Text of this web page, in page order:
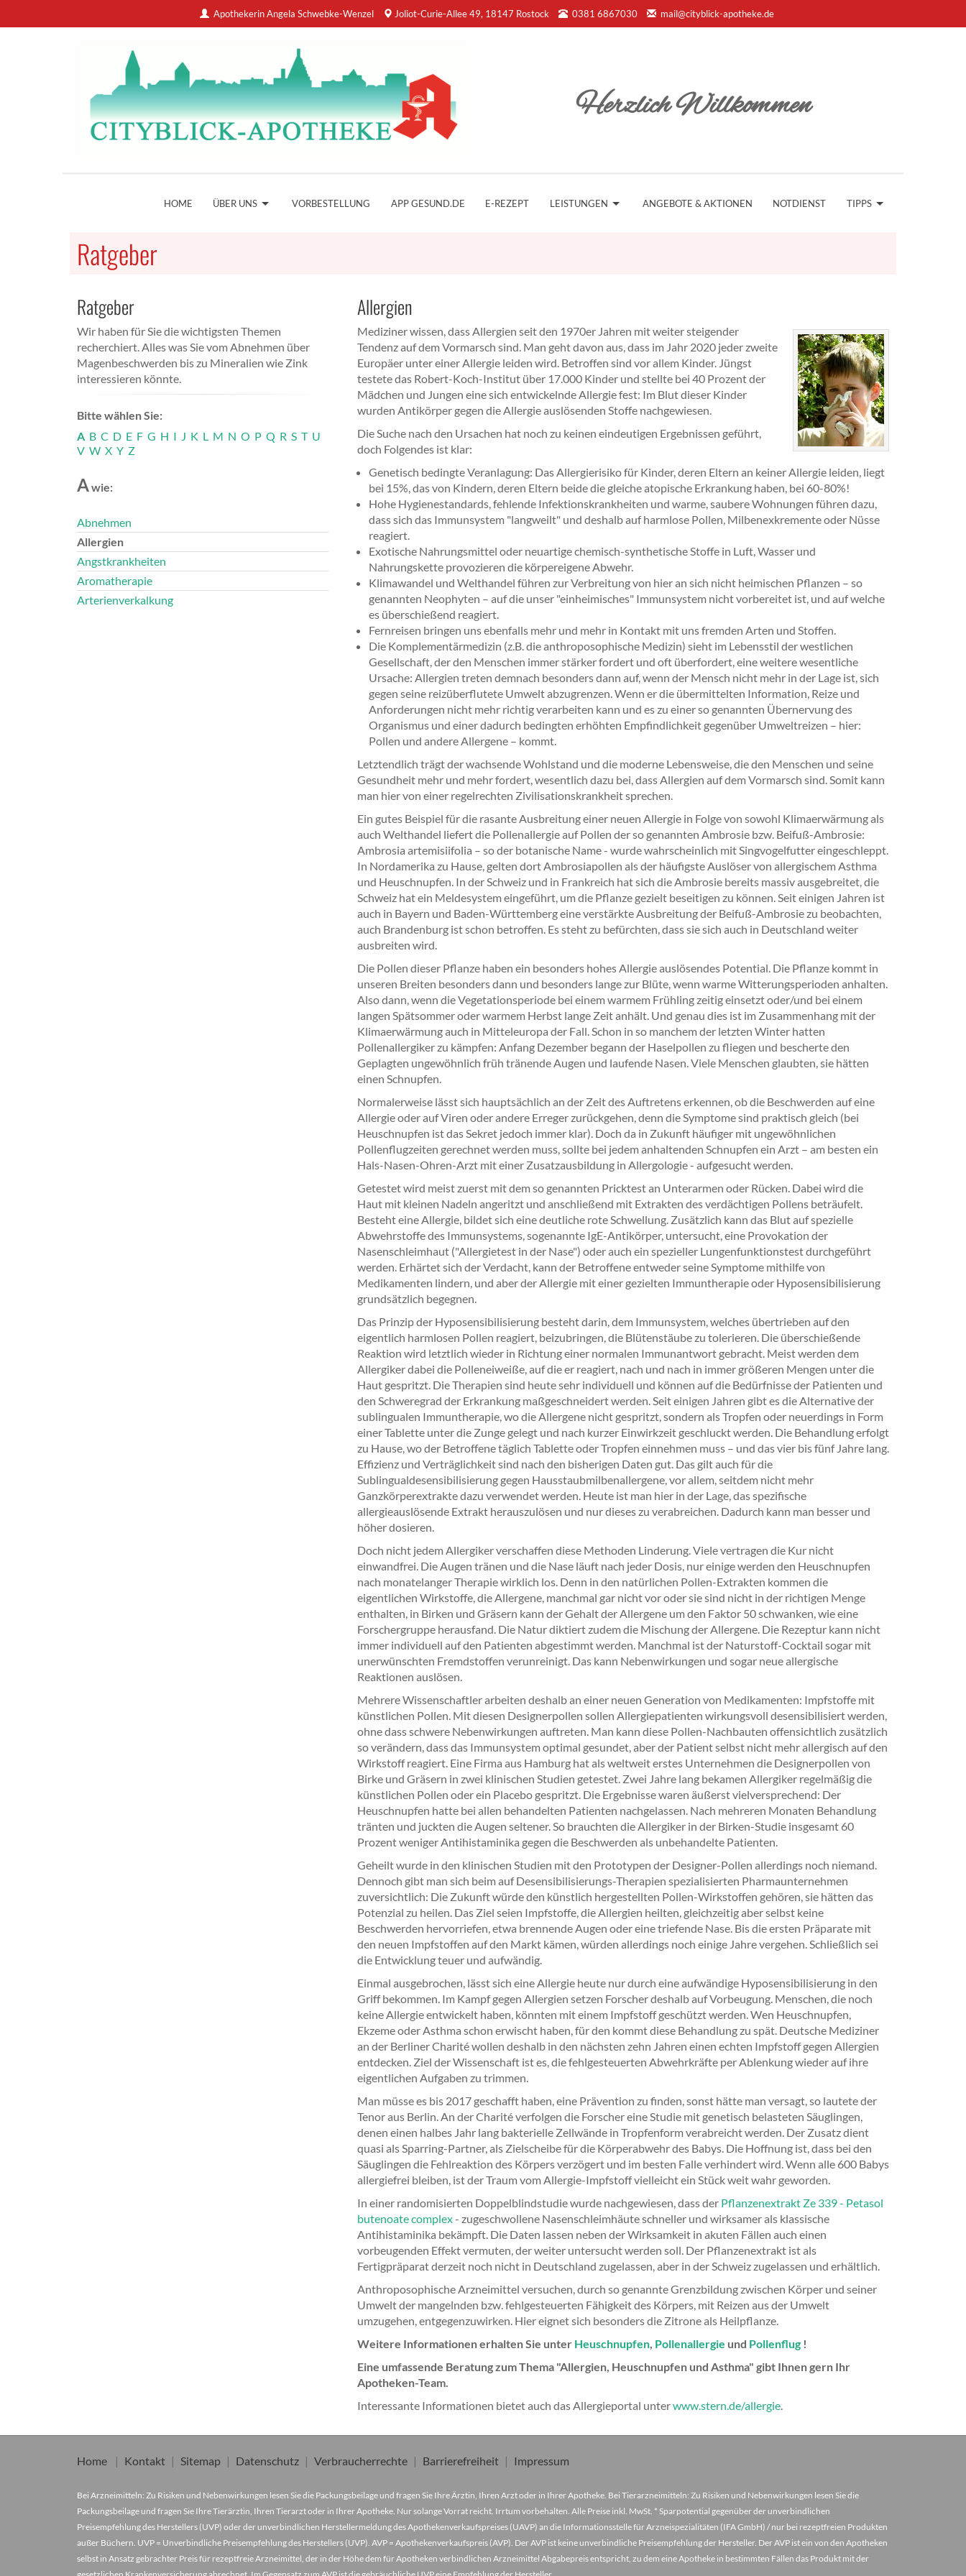
Apothekerin Angela Schwebke-Wenzel Joliot-Curie-Allee 49, 18147 Rostock 0381 6867030 mail@cityblick-apotheke.de
Herzlich Willkommen
HOME ÜBER UNS VORBESTELLUNG APP GESUND.DE E-REZEPT LEISTUNGEN ANGEBOTE & AKTIONEN NOTDIENST TIPPS
Ratgeber
Ratgeber
Wir haben für Sie die wichtigsten Themen
recherchiert. Alles was Sie vom Abnehmen über
Magenbeschwerden bis zu Mineralien wie Zink
interessieren könnte.
Bitte wählen Sie:
A B C D E F G H I J K L M N O P Q R S T U
V W X Y Z
Awie:
Abnehmen
Allergien
Angstkrankheiten
Aromatherapie
Arterienverkalkung
Allergien
Mediziner wissen, dass Allergien seit den 1970er Jahren mit weiter steigender
Tendenz auf dem Vormarsch sind. Man geht davon aus, dass im Jahr 2020 jeder zweite
Europäer unter einer Allergie leiden wird. Betroffen sind vor allem Kinder. Jüngst
testete das Robert-Koch-Institut über 17.000 Kinder und stellte bei 40 Prozent der
Mädchen und Jungen eine sich entwickelnde Allergie fest: Im Blut dieser Kinder
wurden Antikörper gegen die Allergie auslösenden Stoffe nachgewiesen.
Die Suche nach den Ursachen hat noch zu keinen eindeutigen Ergebnissen geführt,
doch Folgendes ist klar:
Genetisch bedingte Veranlagung: Das Allergierisiko für Kinder, deren Eltern an keiner Allergie leiden, liegt
bei 15%, das von Kindern, deren Eltern beide die gleiche atopische Erkrankung haben, bei 60-80%!
Hohe Hygienestandards, fehlende Infektionskrankheiten und warme, saubere Wohnungen führen dazu,
dass sich das Immunsystem "langweilt" und deshalb auf harmlose Pollen, Milbenexkremente oder Nüsse
reagiert.
Exotische Nahrungsmittel oder neuartige chemisch-synthetische Stoffe in Luft, Wasser und
Nahrungskette provozieren die körpereigene Abwehr.
Klimawandel und Welthandel führen zur Verbreitung von hier an sich nicht heimischen Pflanzen – so
genannten Neophyten – auf die unser "einheimisches" Immunsystem nicht vorbereitet ist, und auf welche
es überschießend reagiert.
Fernreisen bringen uns ebenfalls mehr und mehr in Kontakt mit uns fremden Arten und Stoffen.
Die Komplementärmedizin (z.B. die anthroposophische Medizin) sieht im Lebensstil der westlichen
Gesellschaft, der den Menschen immer stärker fordert und oft überfordert, eine weitere wesentliche
Ursache: Allergien treten demnach besonders dann auf, wenn der Mensch nicht mehr in der Lage ist, sich
gegen seine reizüberflutete Umwelt abzugrenzen. Wenn er die übermittelten Information, Reize und
Anforderungen nicht mehr richtig verarbeiten kann und es zu einer so genannten Übernervung des
Organismus und einer dadurch bedingten erhöhten Empfindlichkeit gegenüber Umweltreizen – hier:
Pollen und andere Allergene – kommt.
Letztendlich trägt der wachsende Wohlstand und die moderne Lebensweise, die den Menschen und seine
Gesundheit mehr und mehr fordert, wesentlich dazu bei, dass Allergien auf dem Vormarsch sind. Somit kann
man hier von einer regelrechten Zivilisationskrankheit sprechen.
Ein gutes Beispiel für die rasante Ausbreitung einer neuen Allergie in Folge von sowohl Klimaerwärmung als
auch Welthandel liefert die Pollenallergie auf Pollen der so genannten Ambrosie bzw. Beifuß-Ambrosie:
Ambrosia artemisiifolia – so der botanische Name - wurde wahrscheinlich mit Singvogelfutter eingeschleppt.
In Nordamerika zu Hause, gelten dort Ambrosiapollen als der häufigste Auslöser von allergischem Asthma
und Heuschnupfen. In der Schweiz und in Frankreich hat sich die Ambrosie bereits massiv ausgebreitet, die
Schweiz hat ein Meldesystem eingeführt, um die Pflanze gezielt beseitigen zu können. Seit einigen Jahren ist
auch in Bayern und Baden-Württemberg eine verstärkte Ausbreitung der Beifuß-Ambrosie zu beobachten,
auch Brandenburg ist schon betroffen. Es steht zu befürchten, dass sie sich auch in Deutschland weiter
ausbreiten wird.
Die Pollen dieser Pflanze haben ein besonders hohes Allergie auslösendes Potential. Die Pflanze kommt in
unseren Breiten besonders dann und besonders lange zur Blüte, wenn warme Witterungsperioden anhalten.
Also dann, wenn die Vegetationsperiode bei einem warmem Frühling zeitig einsetzt oder/und bei einem
langen Spätsommer oder warmem Herbst lange Zeit anhält. Und genau dies ist im Zusammenhang mit der
Klimaerwärmung auch in Mitteleuropa der Fall. Schon in so manchem der letzten Winter hatten
Pollenallergiker zu kämpfen: Anfang Dezember begann der Haselpollen zu fliegen und bescherte den
Geplagten ungewöhnlich früh tränende Augen und laufende Nasen. Viele Menschen glaubten, sie hätten
einen Schnupfen.
Normalerweise lässt sich hauptsächlich an der Zeit des Auftretens erkennen, ob die Beschwerden auf eine
Allergie oder auf Viren oder andere Erreger zurückgehen, denn die Symptome sind praktisch gleich (bei
Heuschnupfen ist das Sekret jedoch immer klar). Doch da in Zukunft häufiger mit ungewöhnlichen
Pollenflugzeiten gerechnet werden muss, sollte bei jedem anhaltenden Schnupfen ein Arzt – am besten ein
Hals-Nasen-Ohren-Arzt mit einer Zusatzausbildung in Allergologie - aufgesucht werden.
Getestet wird meist zuerst mit dem so genannten Pricktest an Unterarmen oder Rücken. Dabei wird die
Haut mit kleinen Nadeln angeritzt und anschließend mit Extrakten des verdächtigen Pollens beträufelt.
Besteht eine Allergie, bildet sich eine deutliche rote Schwellung. Zusätzlich kann das Blut auf spezielle
Abwehrstoffe des Immunsystems, sogenannte IgE-Antikörper, untersucht, eine Provokation der
Nasenschleimhaut ("Allergietest in der Nase") oder auch ein spezieller Lungenfunktionstest durchgeführt
werden. Erhärtet sich der Verdacht, kann der Betroffene entweder seine Symptome mithilfe von
Medikamenten lindern, und aber der Allergie mit einer gezielten Immuntherapie oder Hyposensibilisierung
grundsätzlich begegnen.
Das Prinzip der Hyposensibilisierung besteht darin, dem Immunsystem, welches übertrieben auf den
eigentlich harmlosen Pollen reagiert, beizubringen, die Blütenstäube zu tolerieren. Die überschießende
Reaktion wird letztlich wieder in Richtung einer normalen Immunantwort gebracht. Meist werden dem
Allergiker dabei die Polleneiweiße, auf die er reagiert, nach und nach in immer größeren Mengen unter die
Haut gespritzt. Die Therapien sind heute sehr individuell und können auf die Bedürfnisse der Patienten und
den Schweregrad der Erkrankung maßgeschneidert werden. Seit einigen Jahren gibt es die Alternative der
sublingualen Immuntherapie, wo die Allergene nicht gespritzt, sondern als Tropfen oder neuerdings in Form
einer Tablette unter die Zunge gelegt und nach kurzer Einwirkzeit geschluckt werden. Die Behandlung erfolgt
zu Hause, wo der Betroffene täglich Tablette oder Tropfen einnehmen muss – und das vier bis fünf Jahre lang.
Effizienz und Verträglichkeit sind nach den bisherigen Daten gut. Das gilt auch für die
Sublingualdesensibilisierung gegen Hausstaubmilbenallergene, vor allem, seitdem nicht mehr
Ganzkörperextrakte dazu verwendet werden. Heute ist man hier in der Lage, das spezifische
allergieauslösende Extrakt herauszulösen und nur dieses zu verabreichen. Dadurch kann man besser und
höher dosieren.
Doch nicht jedem Allergiker verschaffen diese Methoden Linderung. Viele vertragen die Kur nicht
einwandfrei. Die Augen tränen und die Nase läuft nach jeder Dosis, nur einige werden den Heuschnupfen
nach monatelanger Therapie wirklich los. Denn in den natürlichen Pollen-Extrakten kommen die
eigentlichen Wirkstoffe, die Allergene, manchmal gar nicht vor oder sie sind nicht in der richtigen Menge
enthalten, in Birken und Gräsern kann der Gehalt der Allergene um den Faktor 50 schwanken, wie eine
Forschergruppe herausfand. Die Natur diktiert zudem die Mischung der Allergene. Die Rezeptur kann nicht
immer individuell auf den Patienten abgestimmt werden. Manchmal ist der Naturstoff-Cocktail sogar mit
unerwünschten Fremdstoffen verunreinigt. Das kann Nebenwirkungen und sogar neue allergische
Reaktionen auslösen.
Mehrere Wissenschaftler arbeiten deshalb an einer neuen Generation von Medikamenten: Impfstoffe mit
künstlichen Pollen. Mit diesen Designerpollen sollen Allergiepatienten wirkungsvoll desensibilisiert werden,
ohne dass schwere Nebenwirkungen auftreten. Man kann diese Pollen-Nachbauten offensichtlich zusätzlich
so verändern, dass das Immunsystem optimal gesundet, aber der Patient selbst nicht mehr allergisch auf den
Wirkstoff reagiert. Eine Firma aus Hamburg hat als weltweit erstes Unternehmen die Designerpollen von
Birke und Gräsern in zwei klinischen Studien getestet. Zwei Jahre lang bekamen Allergiker regelmäßig die
künstlichen Pollen oder ein Placebo gespritzt. Die Ergebnisse waren äußerst vielversprechend: Der
Heuschnupfen hatte bei allen behandelten Patienten nachgelassen. Nach mehreren Monaten Behandlung
tränten und juckten die Augen seltener. So brauchten die Allergiker in der Birken-Studie insgesamt 60
Prozent weniger Antihistaminika gegen die Beschwerden als unbehandelte Patienten.
Geheilt wurde in den klinischen Studien mit den Prototypen der Designer-Pollen allerdings noch niemand.
Dennoch gibt man sich beim auf Desensibilisierungs-Therapien spezialisierten Pharmaunternehmen
zuversichtlich: Die Zukunft würde den künstlich hergestellten Pollen-Wirkstoffen gehören, sie hätten das
Potenzial zu heilen. Das Ziel seien Impfstoffe, die Allergien heilten, gleichzeitig aber selbst keine
Beschwerden hervorriefen, etwa brennende Augen oder eine triefende Nase. Bis die ersten Präparate mit
den neuen Impfstoffen auf den Markt kämen, würden allerdings noch einige Jahre vergehen. Schließlich sei
die Entwicklung teuer und aufwändig.
Einmal ausgebrochen, lässt sich eine Allergie heute nur durch eine aufwändige Hyposensibilisierung in den
Griff bekommen. Im Kampf gegen Allergien setzen Forscher deshalb auf Vorbeugung. Menschen, die noch
keine Allergie entwickelt haben, könnten mit einem Impfstoff geschützt werden. Wen Heuschnupfen,
Ekzeme oder Asthma schon erwischt haben, für den kommt diese Behandlung zu spät. Deutsche Mediziner
an der Berliner Charité wollen deshalb in den nächsten zehn Jahren einen echten Impfstoff gegen Allergien
entdecken. Ziel der Wissenschaft ist es, die fehlgesteuerten Abwehrkräfte per Ablenkung wieder auf ihre
eigentlichen Aufgaben zu trimmen.
Man müsse es bis 2017 geschafft haben, eine Prävention zu finden, sonst hätte man versagt, so lautete der
Tenor aus Berlin. An der Charité verfolgen die Forscher eine Studie mit genetisch belasteten Säuglingen,
denen einen halbes Jahr lang bakterielle Zellwände in Tropfenform verabreicht werden. Der Zusatz dient
quasi als Sparring-Partner, als Zielscheibe für die Körperabwehr des Babys. Die Hoffnung ist, dass bei den
Säuglingen die Fehlreaktion des Körpers verzögert und im besten Falle verhindert wird. Wenn alle 600 Babys
allergiefrei bleiben, ist der Traum vom Allergie-Impfstoff vielleicht ein Stück weit wahr geworden.
In einer randomisierten Doppelblindstudie wurde nachgewiesen, dass der Pflanzenextrakt Ze 339 - Petasol
butenoate complex- zugeschwollene Nasenschleimhäute schneller und wirksamer als klassische
Antihistaminika bekämpft. Die Daten lassen neben der Wirksamkeit in akuten Fällen auch einen
vorbeugenden Effekt vermuten, der weiter untersucht werden soll. Der Pflanzenextrakt ist als
Fertigpräparat derzeit noch nicht in Deutschland zugelassen, aber in der Schweiz zugelassen und erhältlich.
Anthroposophische Arzneimittel versuchen, durch so genannte Grenzbildung zwischen Körper und seiner
Umwelt der mangelnden bzw. fehlgesteuerten Fähigkeit des Körpers, mit Reizen aus der Umwelt
umzugehen, entgegenzuwirken. Hier eignet sich besonders die Zitrone als Heilpflanze.
Weitere Informationen erhalten Sie unter Heuschnupfen, Pollenallergie und Pollenflug !
Eine umfassende Beratung zum Thema "Allergien, Heuschnupfen und Asthma" gibt Ihnen gern Ihr
Apotheken-Team.
Interessante Informationen bietet auch das Allergieportal unterwww.stern.de/allergie.
Home Kontakt Sitemap Datenschutz Verbraucherrechte Barrierefreiheit Impressum
Bei Arzneimitteln: Zu Risiken und Nebenwirkungen lesen Sie die Packungsbeilage und fragen Sie Ihre Ärztin, Ihren Arzt oder in Ihrer Apotheke. Bei Tierarzneimitteln: Zu Risiken und Nebenwirkungen lesen Sie die
Packungsbeilage und fragen Sie Ihre Tierärztin, Ihren Tierarzt oder in Ihrer Apotheke. Nur solange Vorrat reicht. Irrtum vorbehalten. Alle Preise inkl. MwSt. * Sparpotential gegenüber der unverbindlichen
Preisempfehlung des Herstellers (UVP) oder der unverbindlichen Herstellermeldung des Apothekenverkaufspreises (UAVP) an die Informationsstelle für Arzneispezialitäten (IFA GmbH) / nur bei rezeptfreien Produkten
außer Büchern. UVP = Unverbindliche Preisempfehlung des Herstellers (UVP). AVP = Apothekenverkaufspreis (AVP). Der AVP ist keine unverbindliche Preisempfehlung der Hersteller. Der AVP ist ein von den Apotheken
selbst in Ansatz gebrachter Preis für rezeptfreie Arzneimittel, der in der Höhe dem für Apotheken verbindlichen Arzneimittel Abgabepreis entspricht, zu dem eine Apotheke in bestimmten Fällen das Produkt mit der